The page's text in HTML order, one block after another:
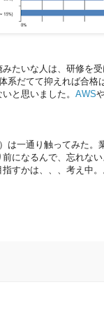
たいな人は、研修を
系だてて抑えれば合
と思いました。 AWS
一通り触ってみた。
になるんで、忘れな
すかは、、、考え中。